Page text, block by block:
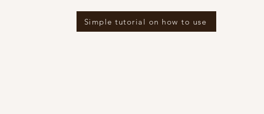
Simple tutorial on how to use